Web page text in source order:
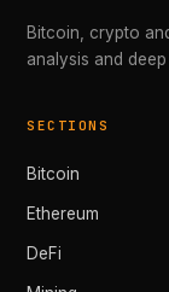
Bitcoin, crypto
analysis and
SECTIONS
Bitcoin
Ethereum
DeFi